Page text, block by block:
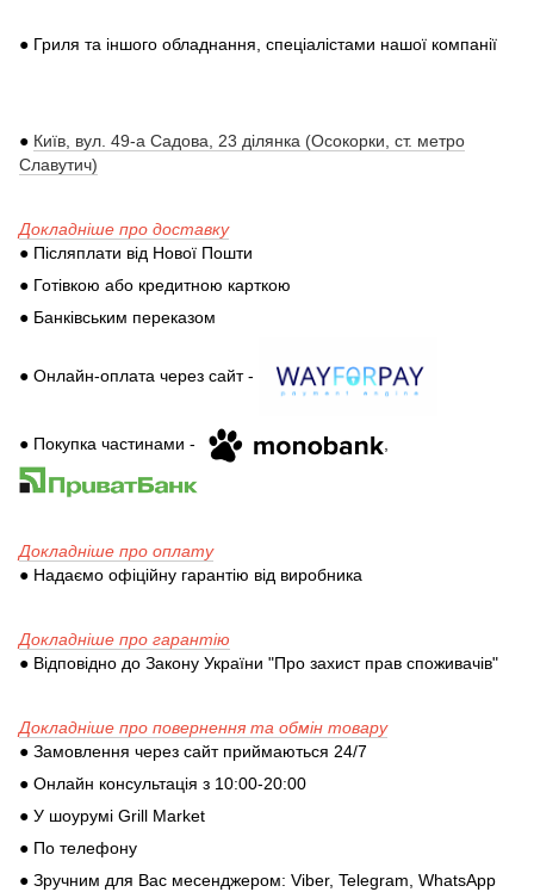
● Гриля та іншого обладнання, спеціалістами нашої компанії
● Київ, вул. 49-а Садова, 23 ділянка (Осокорки, ст. метро
Славутич)
Докладніше про доставку
● Післяплати від Нової Пошти
● Готівкою або кредитною карткою
● Банківським переказом
● Онлайн-оплата через сайт -
● Покупка частинами - ,
Докладніше про оплату
● Надаємо офіційну гарантію від виробника
Докладніше про гарантію
● Відповідно до Закону України "Про захист прав споживачів"
Докладніше про повернення та обмін товару
● Замовлення через сайт приймаються 24/7
● Онлайн консультація з 10:00-20:00
● У шоурумі Grill Market
● По телефону
● Зручним для Вас месенджером: Viber, Telegram, WhatsApp